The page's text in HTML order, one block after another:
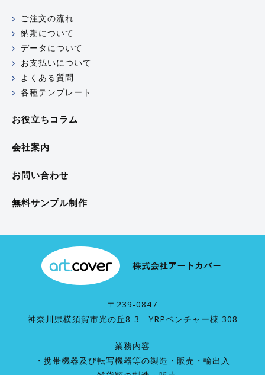
ご注文の流れ
納期について
データについて
お支払いについて
よくある質問
各種テンプレート
お役立ちコラム
会社案内
お問い合わせ
無料サンプル制作
〒239-0847
神奈川県横須賀市光の丘8-3 YRPベンチャー棟 308
業務内容
・携帯機器及び転写機器等の製造・販売・輸出入